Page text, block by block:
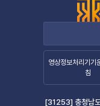
영상정보처리기기
침
[31253] 충청남